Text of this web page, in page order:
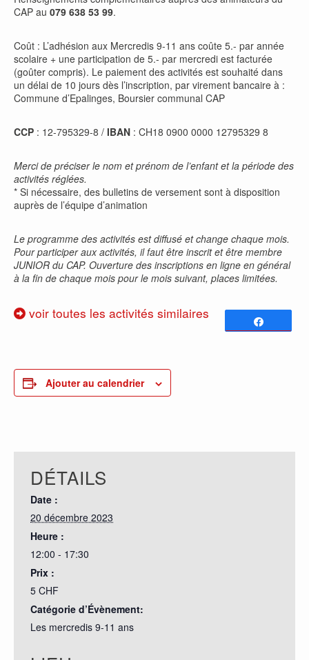
CAP au 079 638 53 99.
Coût : L’adhésion aux Mercredis 9-11 ans coûte 5.- par année
scolaire + une participation de 5.- par mercredi est facturée
(goûter compris). Le paiement des activités est souhaité dans
un délai de 10 jours dès l’inscription, par virement bancaire à :
Commune d’Epalinges, Boursier communal CAP
CCP : 12-795329-8 / IBAN : CH18 0900 0000 12795329 8
Merci de préciser le nom et prénom de l’enfant et la période des
activités réglées.
* Si nécessaire, des bulletins de versement sont à disposition
auprès de l’équipe d’animation
Le programme des activités est diffusé et change chaque mois.
Pour participer aux activités, il faut être inscrit et être membre
JUNIOR du CAP. Ouverture des inscriptions en ligne en général
à la fin de chaque mois pour le mois suivant, places limitées.
voir toutes les activités similaires
Ajouter au calendrier
DÉTAILS
Date :
20 décembre 2023
Heure :
12:00 - 17:30
Prix :
5 CHF
Catégorie d’Évènement:
Les mercredis 9-11 ans